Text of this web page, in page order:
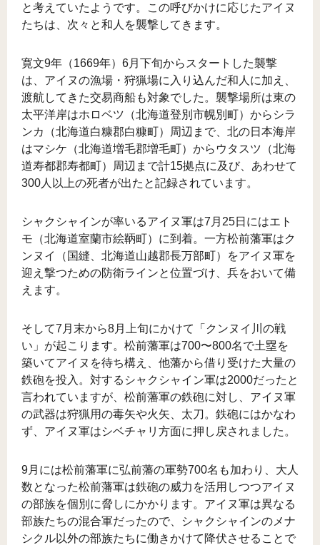
と考えていたようです。この呼びかけに応じたアイヌ
たちは、次々と和人を襲撃してきます。
寛文9年（1669年）6月下旬からスタートした襲撃
は、アイヌの漁場・狩猟場に入り込んだ和人に加え、
渡航してきた交易商船も対象でした。襲撃場所は東の
太平洋岸はホロベツ（北海道登別市幌別町）からシラ
ンカ（北海道白糠郡白糠町）周辺まで、北の日本海岸
はマシケ（北海道増毛郡増毛町）からウタスツ（北海
道寿都郡寿都町）周辺まで計15拠点に及び、あわせて
300人以上の死者が出たと記録されています。
シャクシャインが率いるアイヌ軍は7月25日にはエト
モ（北海道室蘭市絵鞆町）に到着。一方松前藩軍はク
ンヌイ（国縫、北海道山越郡長万部町）をアイヌ軍を
迎え撃つための防衛ラインと位置づけ、兵をおいて備
えます。
そして7月末から8月上旬にかけて「クンヌイ川の戦
い」が起こります。松前藩軍は700〜800名で土塁を
築いてアイヌを待ち構え、他藩から借り受けた大量の
鉄砲を投入。対するシャクシャイン軍は2000だったと
言われていますが、松前藩軍の鉄砲に対し、アイヌ軍
の武器は狩猟用の毒矢や火矢、太刀。鉄砲にはかなわ
ず、アイヌ軍はシベチャリ方面に押し戻されました。
9月には松前藩軍に弘前藩の軍勢700名も加わり、大人
数となった松前藩軍は鉄砲の威力を活用しつつアイヌ
の部族を個別に脅しにかかります。アイヌ軍は異なる
部族たちの混合軍だったので、シャクシャインのメナ
シクル以外の部族たちに働きかけて降伏させることで